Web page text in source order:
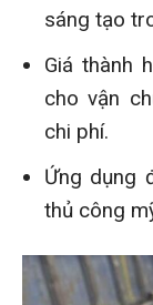
sáng tạo
Giá thành
cho vận
chi phí.
Ứng dụng
thủ công